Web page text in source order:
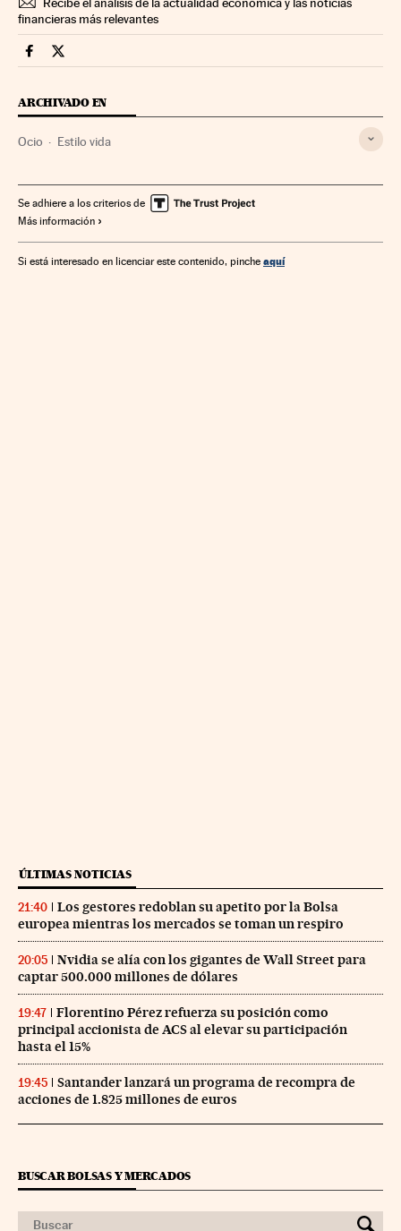
financieras más relevantes
Fortunas Cinco Días en Facebook
Fortunas Cinco Días en Twitter
ARCHIVADO EN
Ocio Estilo vida
Se adhiere a los criterios de
Más información
Si está interesado en licenciar este contenido, pinche aquí
ÚLTIMAS NOTICIAS
21:40
Los gestores redoblan su apetito por la Bolsa
europea mientras los mercados se toman un respiro
20:05
Nvidia se alía con los gigantes de Wall Street para
captar 500.000 millones de dólares
19:47
Florentino Pérez refuerza su posición como
principal accionista de ACS al elevar su participación
hasta el 15%
19:45
Santander lanzará un programa de recompra de
acciones de 1.825 millones de euros
BUSCAR BOLSAS Y MERCADOS